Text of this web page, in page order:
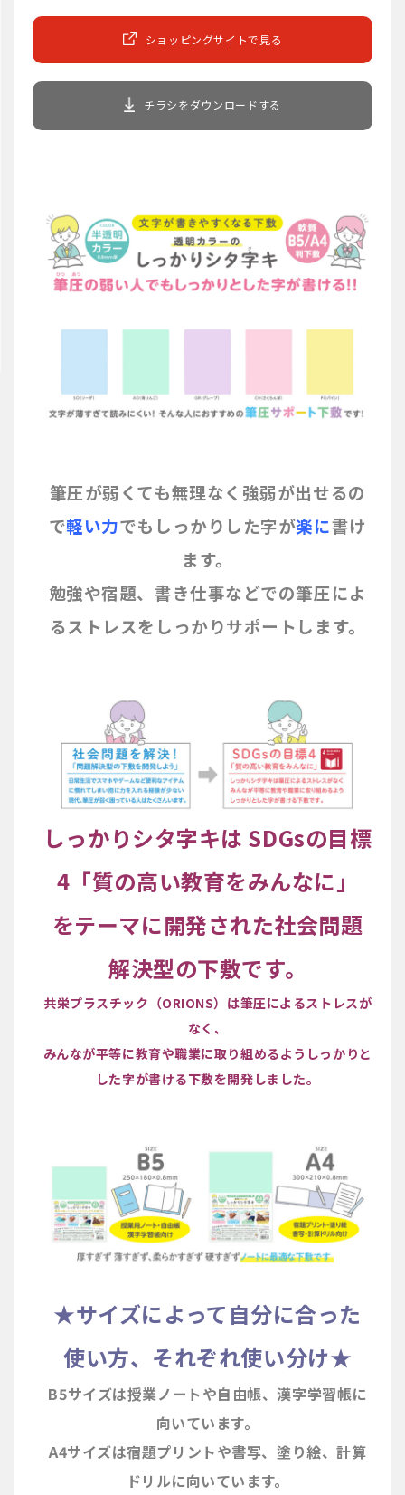
ショッピングサイトで見る
チラシをダウンロードする
筆圧が弱くても無理なく強弱が出せるの
で軽い力でもしっかりした字が楽に書け
ます。
勉強や宿題、書き仕事などでの筆圧によ
るストレスをしっかりサポートします。
しっかりシタ字キは SDGsの目標
4「質の高い教育をみんなに」
をテーマに開発された社会問題
解決型の下敷です。
共栄プラスチック（ORIONS）は筆圧によるストレスが
なく、
みんなが平等に教育や職業に取り組めるようしっかりと
した字が書ける下敷を開発しました。
★サイズによって自分に合った
使い方、それぞれ使い分け★
B5サイズは授業ノートや自由帳、漢字学習帳に
向いています。
A4サイズは宿題プリントや書写、塗り絵、計算
ドリルに向いています。